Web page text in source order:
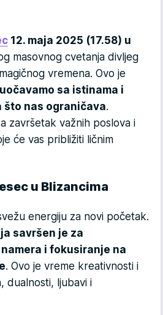
12. maja 2025 (17.58) u
masovnog cvetanja divljeg
vremena. Ovo je
sa istinama i
što nas ograničava.
završetak važnih poslova i
će vas približiti ličnim
u Blizancima
energiju za novi početak.
savršen je za
i fokusiranje na
. Ovo je vreme kreativnosti i
dualnosti, ljubavi i